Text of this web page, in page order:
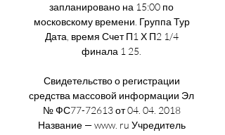
запланировано на 15:00 по
московскому времени. Группа Тур
Дата, время Счет П1 Х П2 1/4
финала 1 25.
Свидетельство о регистрации
средства массовой информации Эл
№ ФС77-72613 от 04. 04. 2018
Название — www. ru Учредитель